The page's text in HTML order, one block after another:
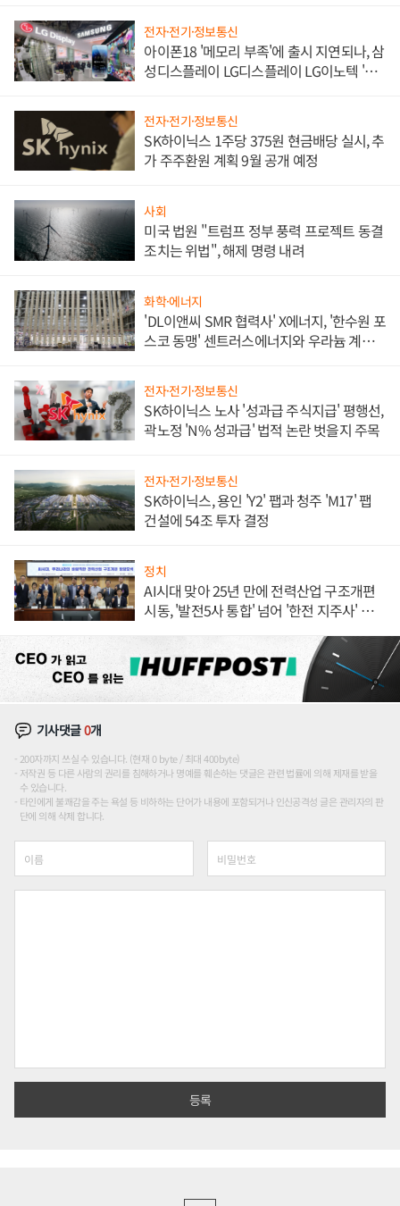
전자·전기·정보통신
아이폰18 '메모리 부족'에 출시 지연되나, 삼
성디스플레이 LG디스플레이 LG이노텍 '탈
전자·전기·정보통신
SK하이닉스 1주당 375원 현금배당 실시, 추
가 주주환원 계획 9월 공개 예정
사회
미국 법원 "트럼프 정부 풍력 프로젝트 동결
조치는 위법", 해제 명령 내려
화학·에너지
'DL이앤씨 SMR 협력사' X에너지, '한수원 포
스코 동맹' 센트러스에너지와 우라늄 계약
전자·전기·정보통신
SK하이닉스 노사 '성과급 주식지급' 평행선,
곽노정 'N% 성과급' 법적 논란 벗을지 주목
전자·전기·정보통신
SK하이닉스, 용인 'Y2' 팹과 청주 'M17' 팹
건설에 54조 투자 결정
정치
AI시대 맞아 25년 만에 전력산업 구조개편
시동, '발전5사 통합' 넘어 '한전 지주사' 재편
기사댓글0개
200자까지 쓰실 수 있습니다. (현재 0 byte / 최대 400byte)
저작권 등 다른 사람의 권리를 침해하거나 명예를 훼손하는 댓글은 관련 법률에 의해 제재를 받을
수 있습니다.
타인에게 불쾌감을 주는 욕설 등 비하하는 단어가 내용에 포함되거나 인신공격성 글은 관리자의 판
단에 의해 삭제 합니다.